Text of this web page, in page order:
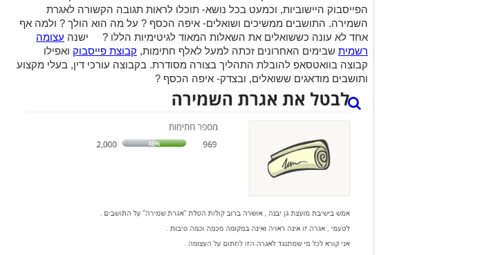
הפייסבוק היישוביות, וכמעט בכל נושא- תוכלו לראות תגובה הקשורה לאגרת
השמירה. התושבים ממשיכים ושואלים- איפה הכסף ? על מה הוא הולך ? ולמה אף
אחד לא עונה כששואלים את השאלות המאוד לגיטימיות הללו ?
ישנה עצומה
רשמית שבימים האחרונים זכתה למעל לאלף חתימות, קבוצת פייסבוק ואפילו
קבוצה בוואטסאפ להובלת התהליך בצורה מסודרת. בקבוצה עורכי דין, בעלי מקצוע
ותושבים מודאגים ששואלים, ובצדק- איפה הכסף ?